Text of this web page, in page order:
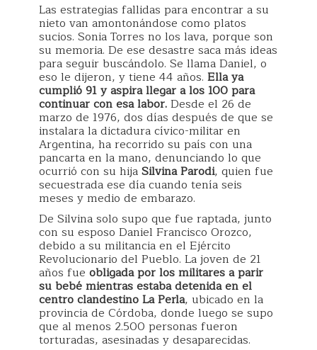
Las estrategias fallidas para encontrar a su
nieto van amontonándose como platos
sucios. Sonia Torres no los lava, porque son
su memoria. De ese desastre saca más ideas
para seguir buscándolo. Se llama Daniel, o
eso le dijeron, y tiene 44 años. Ella ya
cumplió 91 y aspira llegar a los 100 para
continuar con esa labor.Desde el 26 de
marzo de 1976, dos días después de que se
instalara la dictadura cívico-militar en
Argentina, ha recorrido su país con una
pancarta en la mano, denunciando lo que
ocurrió con su hijaSilvina Parodi, quien fue
secuestrada ese día cuando tenía seis
meses y medio de embarazo.
De Silvina solo supo que fue raptada, junto
con su esposo Daniel Francisco Orozco,
debido a su militancia en el Ejército
Revolucionario del Pueblo. La joven de 21
años fue obligada por los militares a parir
su bebé mientras estaba detenida en el
centro clandestino La Perla, ubicado en la
provincia de Córdoba, donde luego se supo
que al menos 2.500 personas fueron
torturadas, asesinadas y desaparecidas.